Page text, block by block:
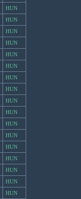
HUN
HUN
HUN
HUN
HUN
HUN
HUN
HUN
HUN
HUN
HUN
HUN
HUN
HUN
HUN
HUN
HUN